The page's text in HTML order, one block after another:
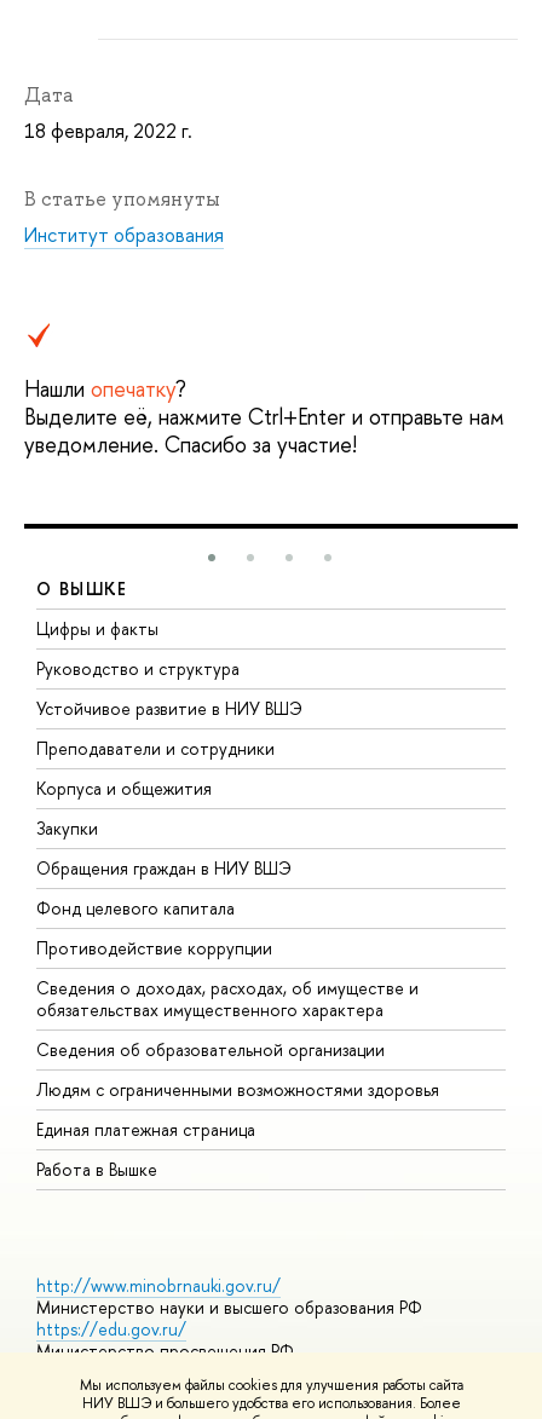
Мы используем файлы cookies для улучшения работы сайта
НИУ ВШЭ и большего удобства его использования. Более
Дата
18 февраля, 2022 г.
В статье упомянуты
Институт образования
Нашли опечатку?
Выделите её, нажмите Ctrl+Enter и отправьте нам
уведомление. Спасибо за участие!
О ВЫШКЕ
Цифры и факты
Руководство и структура
Устойчивое развитие в НИУ ВШЭ
Преподаватели и сотрудники
Корпуса и общежития
Закупки
Обращения граждан в НИУ ВШЭ
Фонд целевого капитала
Противодействие коррупции
Сведения о доходах, расходах, об имуществе и
обязательствах имущественного характера
Сведения об образовательной организации
Людям с ограниченными возможностями здоровья
Единая платежная страница
Работа в Вышке
http://www.minobrnauki.gov.ru/
Министерство науки и высшего образования РФ
https://edu.gov.ru/
Министерство просвещения РФ
https://elearning.hse.ru/mooc
Массовые открытые онлайн-курсы